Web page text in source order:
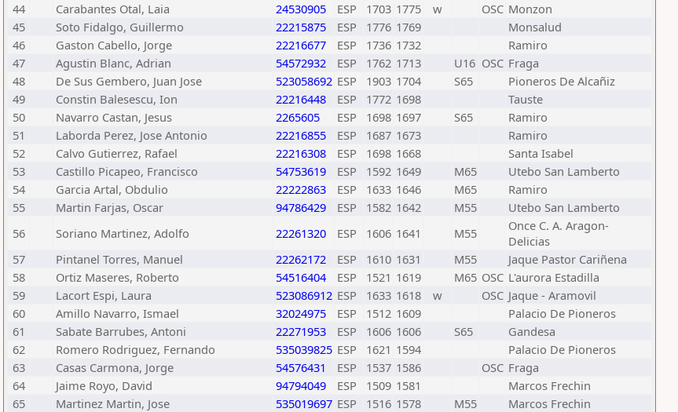
44
Carabantes Otal, Laia 24530905 ESP 1703 1775 w OSC Monzon
45
Soto Fidalgo, Guillermo 22215875 ESP 1776 1769
Monsalud
46
Gaston Cabello, Jorge 22216677 ESP 1736 1732
Ramiro
47
Agustin Blanc, Adrian 54572932 ESP 1762 1713 U16 OSC Fraga
48
De Sus Gembero, Juan Jose 523058692 ESP 1903 1704 S65
Pioneros De Alcañiz
49
Constin Balesescu, Ion 22216448 ESP 1772 1698
Tauste
50
Navarro Castan, Jesus 2265605 ESP 1698 1697 S65
Ramiro
51
Laborda Perez, Jose Antonio 22216855 ESP 1687 1673
Ramiro
52
Calvo Gutierrez, Rafael 22216308 ESP 1698 1668
Santa Isabel
53
Castillo Picapeo, Francisco 54753619 ESP 1592 1649 M65
Utebo San Lamberto
54
Garcia Artal, Obdulio 22222863 ESP 1633 1646 M65
Ramiro
55
Martin Farjas, Oscar 94786429 ESP 1582 1642 M55
Utebo San Lamberto
56
Soriano Martinez, Adolfo 22261320 ESP 1606 1641 M55
Once C. A. Aragon-
Delicias
57
Pintanel Torres, Manuel 22262172 ESP 1610 1631 M55
Jaque Pastor Cariñena
58
Ortiz Maseres, Roberto 54516404 ESP 1521 1619 M65 OSC L'aurora Estadilla
59
Lacort Espi, Laura 523086912 ESP 1633 1618 w OSC Jaque - Aramovil
60
Amillo Navarro, Ismael 32024975 ESP 1512 1609
Palacio De Pioneros
61
Sabate Barrubes, Antoni 22271953 ESP 1606 1606 S65
Gandesa
62
Romero Rodriguez, Fernando 535039825 ESP 1621 1594
Palacio De Pioneros
63
Casas Carmona, Jorge 54576431 ESP 1537 1586 OSC Fraga
64
Jaime Royo, David 94794049 ESP 1509 1581
Marcos Frechin
65
Martinez Martin, Jose 535019697 ESP 1516 1578 M55
Marcos Frechin